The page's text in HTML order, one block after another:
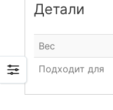
Детали
Вес
Подходит для